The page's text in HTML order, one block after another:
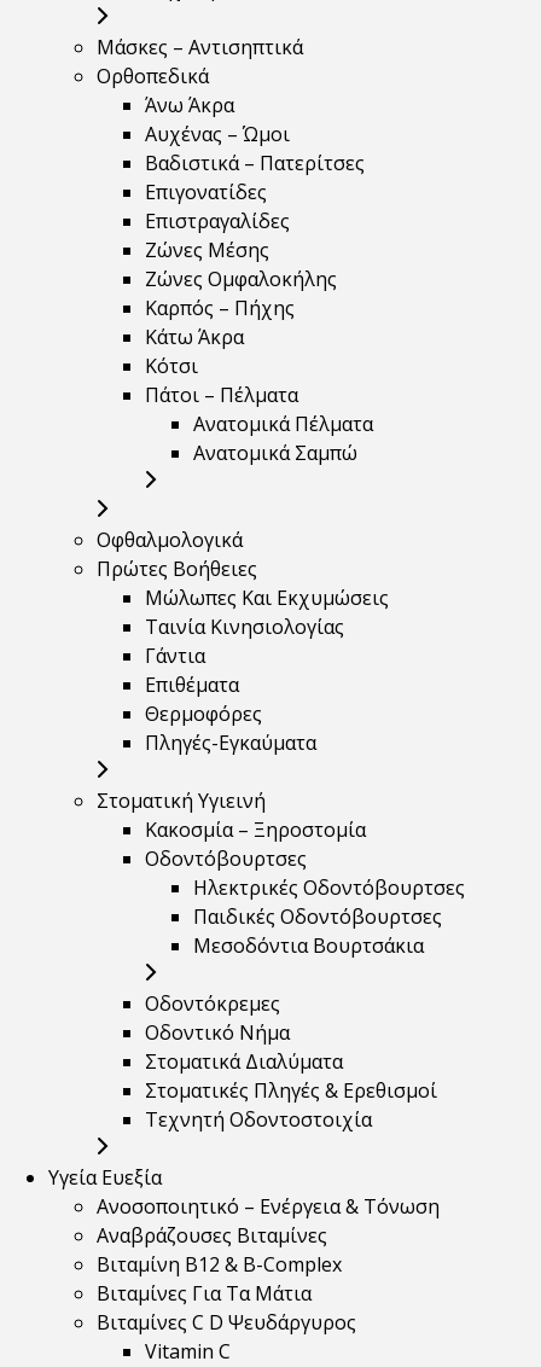
Μάσκες – Αντισηπτικά
Ορθοπεδικά
Άνω Άκρα
Αυχένας – Ώμοι
Βαδιστικά – Πατερίτσες
Επιγονατίδες
Επιστραγαλίδες
Ζώνες Μέσης
Ζώνες Ομφαλοκήλης
Καρπός – Πήχης
Κάτω Άκρα
Κότσι
Πάτοι – Πέλματα
Ανατομικά Πέλματα
Ανατομικά Σαμπώ
Οφθαλμολογικά
Πρώτες Βοήθειες
Μώλωπες Και Εκχυμώσεις
Ταινία Κινησιολογίας
Γάντια
Επιθέματα
Θερμοφόρες
Πληγές-Εγκαύματα
Στοματική Υγιεινή
Κακοσμία – Ξηροστομία
Οδοντόβουρτσες
Ηλεκτρικές Οδοντόβουρτσες
Παιδικές Οδοντόβουρτσες
Μεσοδόντια Βουρτσάκια
Οδοντόκρεμες
Οδοντικό Νήμα
Στοματικά Διαλύματα
Στοματικές Πληγές & Ερεθισμοί
Τεχνητή Οδοντοστοιχία
Υγεία Ευεξία
Ανοσοποιητικό – Ενέργεια & Τόνωση
Αναβράζουσες Βιταμίνες
Βιταμίνη B12 & Β-Complex
Βιταμίνες Για Τα Μάτια
Βιταμίνες C D Ψευδάργυρος
Vitamin C